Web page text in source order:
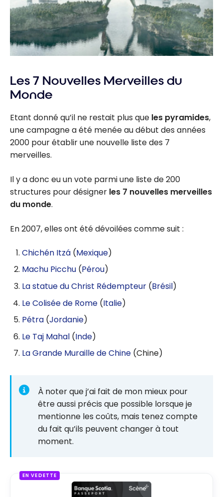
Les 7 Nouvelles Merveilles du
Monde
Etant donné qu’il ne restait plus que les pyramides,
une campagne a été menée au début des années
2000 pour établir une nouvelle liste des 7
merveilles.
Il y a donc eu un vote parmi une liste de 200
structures pour désigner les 7 nouvelles merveilles
du monde.
En 2007, elles ont été dévoilées comme suit :
Chichén Itzá (Mexique)
Machu Picchu (Pérou)
La statue du Christ Rédempteur (Brésil)
Le Colisée de Rome (Italie)
Pétra (Jordanie)
Le Taj Mahal (Inde)
La Grande Muraille de Chine (Chine)
À noter que j’ai fait de mon mieux pour
être aussi précis que possible lorsque je
mentionne les coûts, mais tenez compte
du fait qu’ils peuvent changer à tout
moment.
EN VEDETTE